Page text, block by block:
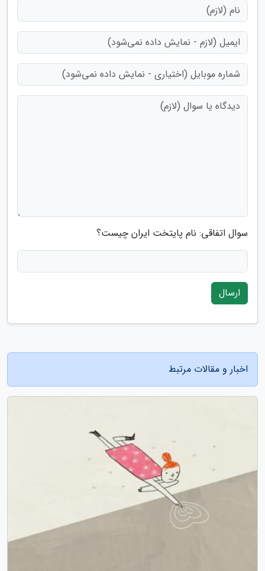
سوال اتفاقی: نام پایتخت ایران چیست؟
ارسال
اخبار و مقالات مرتبط